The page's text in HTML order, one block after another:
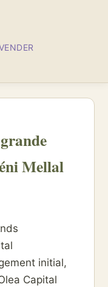
Mellal
initial,
Capital